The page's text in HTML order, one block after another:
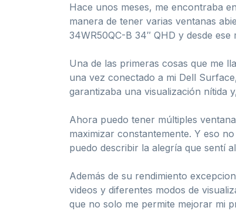
Hace unos meses, me encontraba
manera de tener varias ventanas
34WR50QC-B 34″ QHD y desde
Una de las primeras cosas que me
una vez conectado a mi Dell
garantizaba una visualización nítida
Ahora puedo tener múltiples
maximizar constantemente. Y eso
puedo describir la alegría que sentí
Además de su rendimiento
videos y diferentes modos de
que no solo me permite mejorar mi